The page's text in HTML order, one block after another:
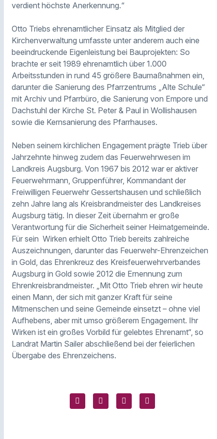
verdient höchste Anerkennung.“
Otto Triebs ehrenamtlicher Einsatz als Mitglied der
Kirchenverwaltung umfasste unter anderem auch eine
beeindruckende Eigenleistung bei Bauprojekten: So
brachte er seit 1989 ehrenamtlich über 1.000
Arbeitsstunden in rund 45 größere Baumaßnahmen ein,
darunter die Sanierung des Pfarrzentrums „Alte Schule“
mit Archiv und Pfarrbüro, die Sanierung von Empore und
Dachstuhl der Kirche St. Peter & Paul in Wollishausen
sowie die Kernsanierung des Pfarrhauses.
Neben seinem kirchlichen Engagement prägte Trieb über
Jahrzehnte hinweg zudem das Feuerwehrwesen im
Landkreis Augsburg. Von 1967 bis 2012 war er aktiver
Feuerwehrmann, Gruppenführer, Kommandant der
Freiwilligen Feuerwehr Gessertshausen und schließlich
zehn Jahre lang als Kreisbrandmeister des Landkreises
Augsburg tätig. In dieser Zeit übernahm er große
Verantwortung für die Sicherheit seiner Heimatgemeinde.
Für sein Wirken erhielt Otto Trieb bereits zahlreiche
Auszeichnungen, darunter das Feuerwehr-Ehrenzeichen
in Gold, das Ehrenkreuz des Kreisfeuerwehrverbandes
Augsburg in Gold sowie 2012 die Ernennung zum
Ehrenkreisbrandmeister. „Mit Otto Trieb ehren wir heute
einen Mann, der sich mit ganzer Kraft für seine
Mitmenschen und seine Gemeinde einsetzt – ohne viel
Aufhebens, aber mit umso größerem Engagement. Ihr
Wirken ist ein großes Vorbild für gelebtes Ehrenamt“, so
Landrat Martin Sailer abschließend bei der feierlichen
Übergabe des Ehrenzeichens.